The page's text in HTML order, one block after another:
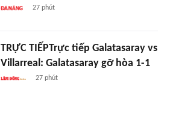
27 phút
TRỰC TIẾPTrực tiếp Galatasaray vs
Villarreal: Galatasaray gỡ hòa 1-1
27 phút